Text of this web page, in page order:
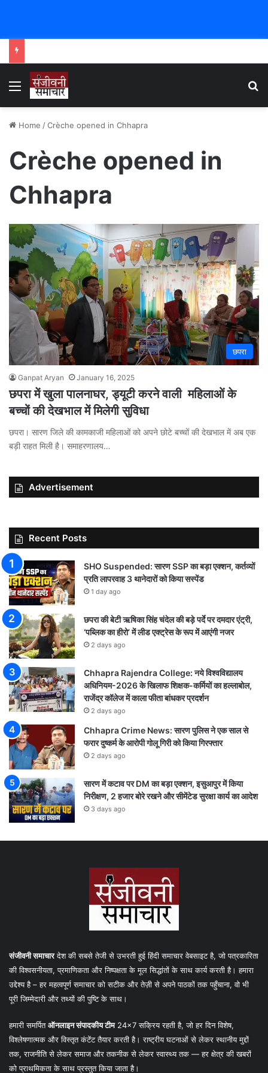
Menu
Home /Crèche opened in Chhapra
Crèche opened in
Chhapra
छपरा
Ganpat Aryan January 16, 2025
छपरा में खुला पालनाघर, ड्यूटी करने वाली महिलाओं के
बच्चों की देखभाल में मिलेगी सुविधा
छपरा। सारण जिले की कामकाजी महिलाओं को अपने छोटे बच्चों की देखभाल में अब एक
बड़ी राहत मिली है। समाहरणालय…
Advertisement
Recent Posts
SHO Suspended: सारण SSP का बड़ा एक्शन, कर्तव्यों
प्रति लापरवाह 3 थानेदारों को किया सस्पेंड
1 day ago
छपरा की बेटी ऋषिका सिंह चंदेल की बड़े पर्दे पर दमदार एंट्री,
‘पब्लिक का हीरो’ में लीड एक्ट्रेस के रूप में आएंगी नजर
2 days ago
Chhapra Rajendra College: नये विश्वविद्यालय
अधिनियम-2026 के खिलाफ शिक्षक-कर्मियों का हल्लाबोल,
राजेंद्र कॉलेज में काला फीता बांधकर प्रदर्शन
2 days ago
Chhapra Crime News: सारण पुलिस ने एक साल से
फरार दुष्कर्म के आरोपी गोलू गिरी को किया गिरफ्तार
2 days ago
सारण में कटाव पर DM का बड़ा एक्शन, इसुआपुर में किया
निरीक्षण, 2 हजार बोरे रखने और सीमेंटेड सुरक्षा कार्य का आदेश
3 days ago
संजीवनी समाचारदेश की सबसे तेजी से उभरती हुई हिंदी समाचार वेबसाइट है, जो पत्रकारिता
की विश्वसनीयता, प्रमाणिकता और निष्पक्षता के मूल सिद्धांतों के साथ कार्य करती है। हमारा
उद्देश्य है – हर महत्वपूर्ण समाचार को सटीक और तेज़ी से अपने पाठकों तक पहुँचाना, वो भी
पूरी जिम्मेदारी और तथ्यों की पुष्टि के साथ।
हमारी समर्पितऑनलाइन संपादकीय टीम24×7 सक्रिय रहती है, जो हर दिन विशेष,
विश्लेषणात्मक और विस्तृत कंटेंट तैयार करती है। राष्ट्रीय घटनाओं से लेकर स्थानीय मुद्दों
तक, राजनीति से लेकर समाज और तकनीक से लेकर स्वास्थ्य तक — हर क्षेत्र की खबरों
को प्राथमिकता के साथ प्रस्तुत किया जाता है।